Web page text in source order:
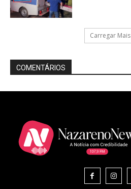
Carregar Mais
COMENTÁRIOS